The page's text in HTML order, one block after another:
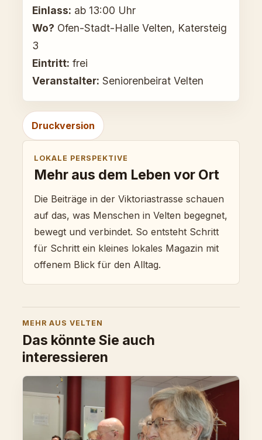
Einlass: ab 13:00 Uhr
Wo? Ofen-Stadt-Halle Velten, Katersteig
3
Eintritt: frei
Veranstalter: Seniorenbeirat Velten
Druckversion
LOKALE PERSPEKTIVE
Mehr aus dem Leben vor Ort
Die Beiträge in der Viktoriastrasse schauen
auf das, was Menschen in Velten begegnet,
bewegt und verbindet. So entsteht Schritt
für Schritt ein kleines lokales Magazin mit
offenem Blick für den Alltag.
MEHR AUS VELTEN
Das könnte Sie auch
interessieren